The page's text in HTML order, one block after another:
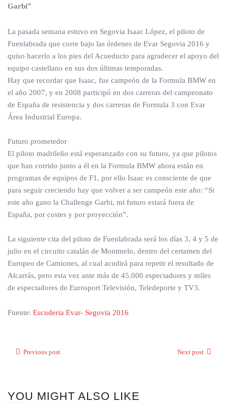
Garbi”
La pasada semana estuvo en Segovia Isaac López, el piloto de
Fuenlabrada que corre bajo las órdenes de Evar Segovia 2016 y
quiso hacerlo a los pies del Acueducto para agradecer el apoyo del
equipo castellano en sus dos últimas temporadas.
Hay que recordar que Isaac, fue campeón de la Formula BMW en
el año 2007, y en 2008 participó en dos carreras del campeonato
de España de resistencia y dos carreras de Formula 3 con Evar
Área Industrial Europa.
Futuro prometedor
El piloto madrileño está esperanzado con su futuro, ya que pilotos
que han corrido junto a él en la Formula BMW ahora están en
programas de equipos de F1, por ello Isaac es consciente de que
para seguir creciendo hay que volver a ser campeón este año: “Si
este año gano la Challenge Garbi, mi futuro estará fuera de
España, por costes y por proyección”.
La siguiente cita del piloto de Fuenlabrada será los días 3, 4 y 5 de
julio en el circuito catalán de Montmelo, dentro del certamen del
Europeo de Camiones, al cual acudirá para repetir el resultado de
Alcarrás, pero esta vez ante más de 45.000 espectadores y miles
de espectadores de Eurosport Televisión, Teledeporte y TV3.
Fuente: Escuderia Evar- Segovia 2016
Previous post Next post
YOU MIGHT ALSO LIKE